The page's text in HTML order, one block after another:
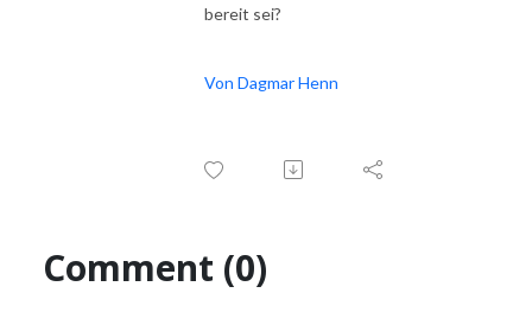
bereit sei?
Von Dagmar Henn
Comment (0)